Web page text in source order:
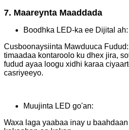
7. Maareynta Maaddada
Boodhka LED-ka ee Dijital ah:
Cusboonaysiinta Mawduuca
timaadaa kontaroolo ku dhex jira,
fudud ayaa loogu xidhi karaa
casriyeeyo.
Muujinta LED go'an:
Waxa laga yaabaa inay u